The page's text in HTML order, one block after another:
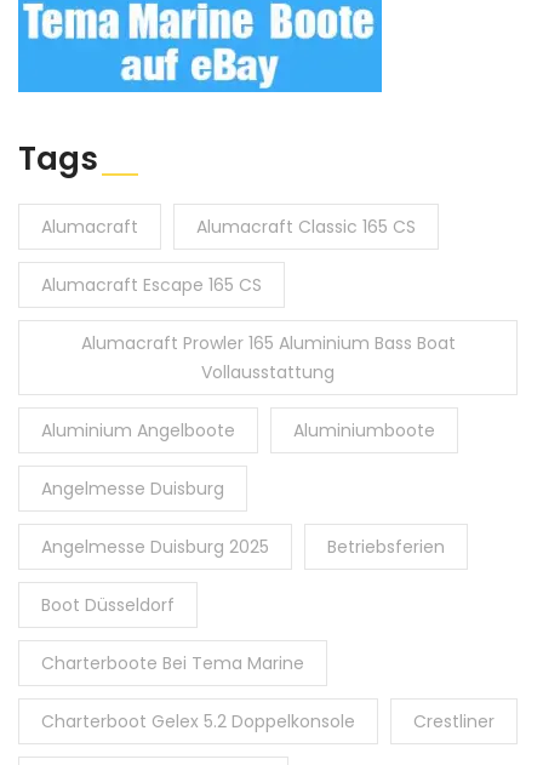
Tags
Alumacraft Alumacraft Classic 165 CS
Alumacraft Escape 165 CS
Alumacraft Prowler 165 Aluminium Bass Boat
Vollausstattung
Aluminium Angelboote Aluminiumboote
Angelmesse Duisburg
Angelmesse Duisburg 2025 Betriebsferien
Boot Düsseldorf
Charterboote Bei Tema Marine
Charterboot Gelex 5.2 Doppelkonsole Crestliner